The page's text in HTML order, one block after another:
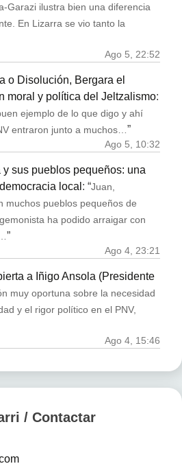
Garazi ilustra bien una diferencia
En Lizarra se vio tanto la
Ago 5, 22:52
o Disolución, Bergara el
moral y política del Jeltzalismo:
ejemplo de lo que digo y ahí
entraron junto a muchos…”
Ago 5, 10:32
y sus pueblos pequeños: una
local : “Juan,
muchos pueblos pequeños de
ha podido arraigar con
”
Ago 4, 23:21
a Iñigo Ansola (Presidente
muy oportuna sobre la necesidad
y el rigor político en el PNV,
Ago 4, 15:46
/ Contactar